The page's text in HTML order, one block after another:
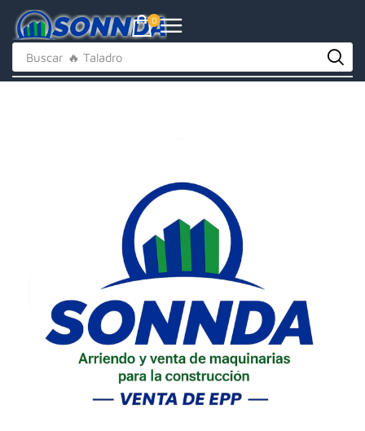
0
Buscar 🔥 Repuestos Baterias li-ion